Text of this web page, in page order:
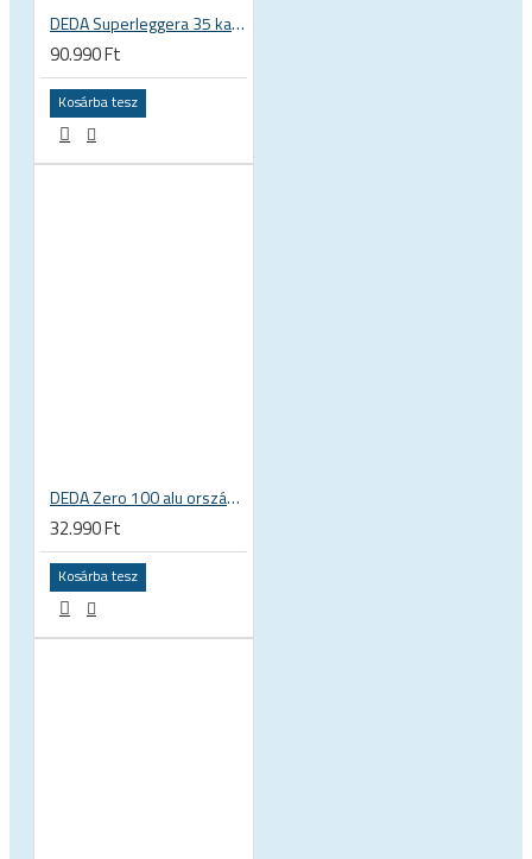
DEDA Superleggera 35 karbon országúti kormány
90.990 Ft
Kosárba tesz
DEDA Zero 100 alu országúti kerékpár kormány
32.990 Ft
Kosárba tesz